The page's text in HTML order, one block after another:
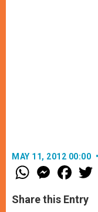
MAY 11, 2012 00:00
W
h
t
s
M
e
s
e
F
a
e
b
Share this Entry